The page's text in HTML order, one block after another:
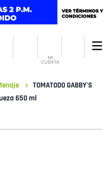
MI
CUENTA
TOMATODO GABBY'S
650 ml